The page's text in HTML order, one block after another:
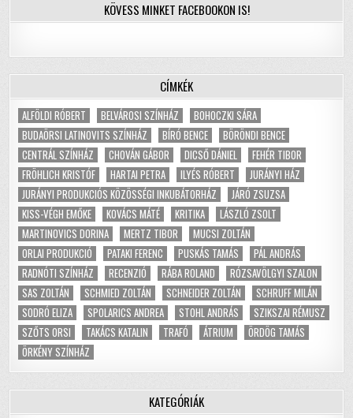
KÖVESS MINKET FACEBOOKON IS!
CÍMKÉK
ALFÖLDI RÓBERT BELVÁROSI SZÍNHÁZ
BOHOCZKI SÁRA
BUDAÖRSI LATINOVITS SZÍNHÁZ
BÍRÓ BENCE
BÖRÖNDI BENCE
CENTRÁL SZÍNHÁZ
CHOVÁN GÁBOR DICSŐ DÁNIEL
FEHÉR TIBOR
FRÖHLICH KRISTÓF
HARTAI PETRA ILYÉS RÓBERT
JURÁNYI HÁZ
JURÁNYI PRODUKCIÓS KÖZÖSSÉGI INKUBÁTORHÁZ
JÁRÓ ZSUZSA
KISS-VÉGH EMŐKE
KOVÁCS MÁTÉ KRITIKA
LÁSZLÓ ZSOLT
MARTINOVICS DORINA
MERTZ TIBOR
MUCSI ZOLTÁN
ORLAI PRODUKCIÓ
PATAKI FERENC PUSKÁS TAMÁS
PÁL ANDRÁS
RADNÓTI SZÍNHÁZ
RECENZIÓ RÁBA ROLAND
RÓZSAVÖLGYI SZALON
SAS ZOLTÁN
SCHMIED ZOLTÁN SCHNEIDER ZOLTÁN
SCHRUFF MILÁN
SODRÓ ELIZA
SPOLARICS ANDREA STOHL ANDRÁS
SZIKSZAI RÉMUSZ
SZŐTS ORSI
TAKÁCS KATALIN TRAFÓ ÁTRIUM
ÖRDÖG TAMÁS
ÖRKÉNY SZÍNHÁZ
KATEGÓRIÁK